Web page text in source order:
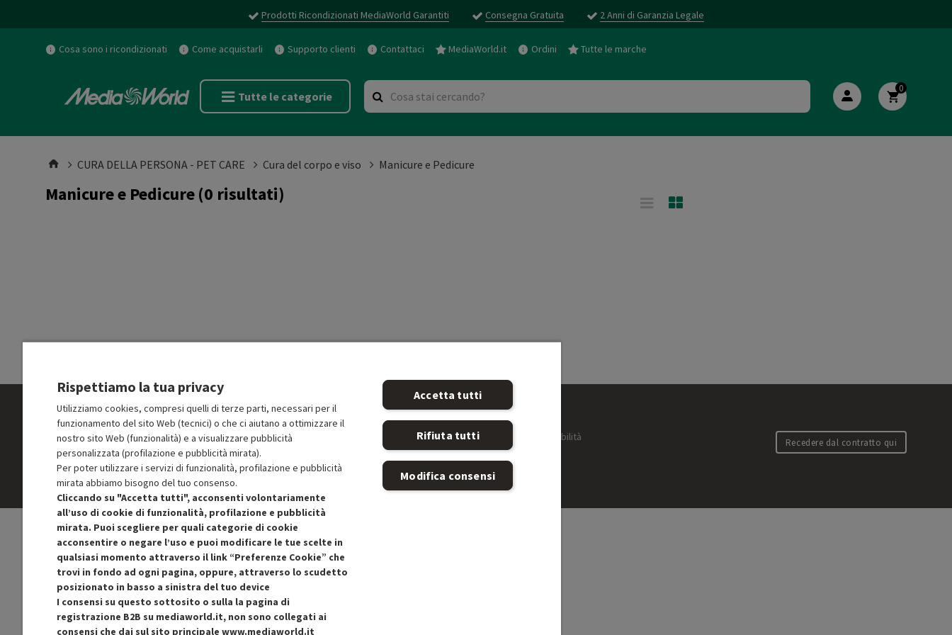
Prodotti Ricondizionati MediaWorld Garantiti Consegna Gratuita 2 Anni di Garanzia Legale
Cosa sono i ricondizionati Come acquistarli Supporto clienti Contattaci MediaWorld.it Ordini Tutte le marche
Tutte le categorie
0
CURA DELLA PERSONA - PET CARE Cura del corpo e viso Manicure e Pedicure
Manicure e Pedicure(0 risultati)
Condizioni generali di vendita Cookie Policy Informativa privacy Accessibilità Recedere dal contratto qui
Rispettiamo la tua privacy
Utilizziamo cookies, compresi quelli di terze parti, necessari per il
funzionamento del sito Web (tecnici) o che ci aiutano a ottimizzare il
nostro sito Web (funzionalità) e a visualizzare pubblicità
personalizzata (profilazione e pubblicità mirata).
Per poter utilizzare i servizi di funzionalità, profilazione e pubblicità
mirata abbiamo bisogno del tuo consenso.
Cliccando su "Accetta tutti", acconsenti volontariamente
all’uso di cookie di funzionalità, profilazione e pubblicità
mirata. Puoi scegliere per quali categorie di cookie
acconsentire o negare l’uso e puoi modificare le tue scelte in
qualsiasi momento attraverso il link “Preferenze Cookie” che
trovi in fondo ad ogni pagina, oppure, attraverso lo scudetto
posizionato in basso a sinistra del tuo device
I consensi su questo sottosito o sulla la pagina di
registrazione B2B su mediaworld.it, non sono collegati ai
consensi che dai sul sito principale www.mediaworld.it
Accetta tutti
Rifiuta tutti
Modifica consensi